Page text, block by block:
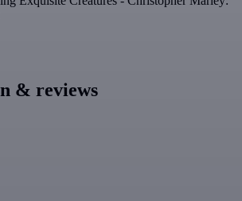
& reviews